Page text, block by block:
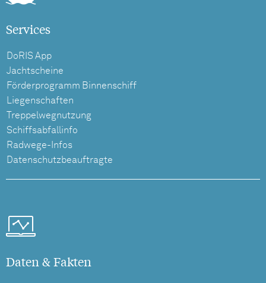
Services
DoRIS App
Jachtscheine
Förderprogramm Binnenschiff
Liegenschaften
Treppelwegnutzung
Schiffsabfallinfo
Radwege-Infos
Datenschutzbeauftragte
Daten & Fakten